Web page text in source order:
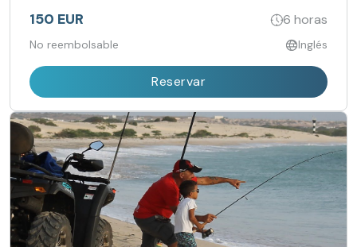
150 EUR 6 horas
No reembolsable Inglés
Reservar